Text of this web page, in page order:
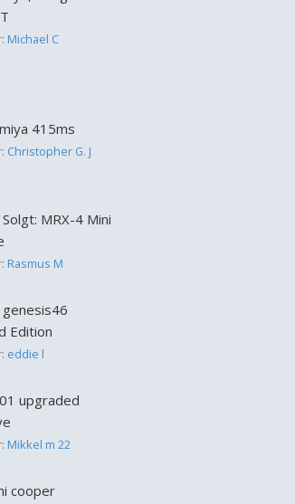
Michael C
415ms
Christopher G. J
MRX-4 Mini
Rasmus M
genesis46
Edition
eddie l
upgraded
Mikkel m 22
cooper